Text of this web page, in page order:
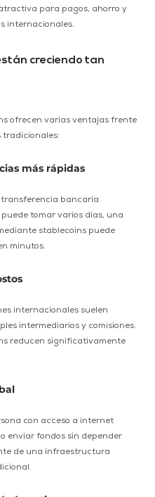
para pagos, ahorro y
internacionales.
creciendo tan
ofrecen varias ventajas frente
tradicionales:
más rápidas
transferencia bancaria
tomar varios días, una
stablecoins puede
minutos.
internacionales suelen
intermediarios y comisiones.
reducen significativamente
con acceso a internet
enviar fondos sin depender
de una infraestructura